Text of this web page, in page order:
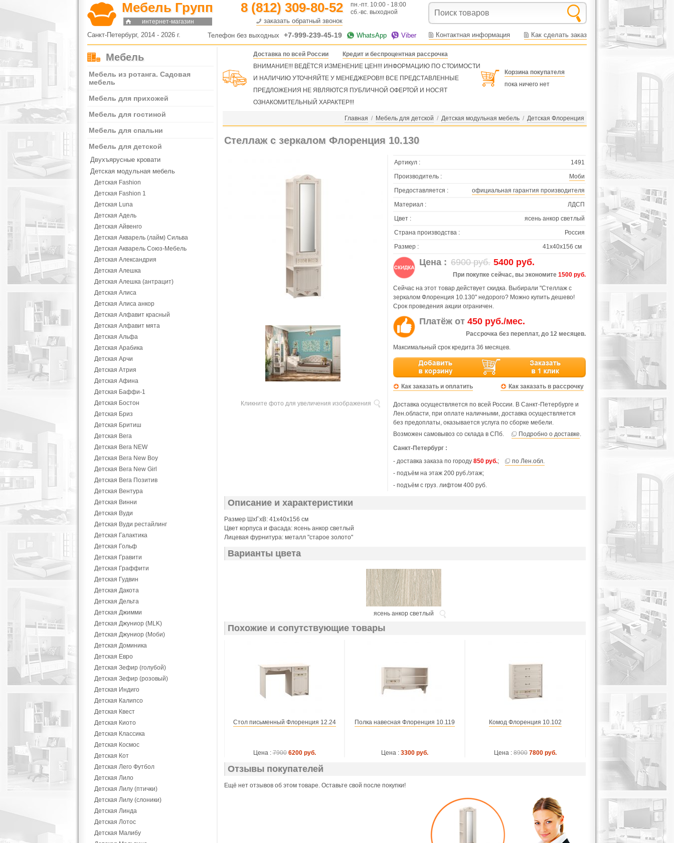
Мебель Групп
интернет-магазин
8 (812) 309-80-52
заказать обратный звонок
пн.-пт. 10:00 - 18:00
сб.-вс. выходной
Санкт-Петербург, 2014 - 2026 г. Телефон без выходных +7-999-239-45-19 WhatsApp Viber Контактная информация Как сделать заказ
Мебель
Мебель из ротанга. Садовая
мебель
Мебель для прихожей
Мебель для гостиной
Мебель для спальни
Мебель для детской
Двухъярусные кровати
Детская модульная мебель
Детская Fashion
Детская Fashion 1
Детская Luna
Детская Адель
Детская Айвенго
Детская Акварель (лайм) Сильва
Детская Акварель Союз-Мебель
Детская Александрия
Детская Алешка
Детская Алешка (антрацит)
Детская Алиса
Детская Алиса анкор
Детская Алфавит красный
Детская Алфавит мята
Детская Альфа
Детская Арабика
Детская Арчи
Детская Атрия
Детская Афина
Детская Баффи-1
Детская Бостон
Детская Бриз
Детская Бритиш
Детская Вега
Детская Вега NEW
Детская Вега New Boy
Детская Вега New Girl
Детская Вега Позитив
Детская Вентура
Детская Винни
Детская Вуди
Детская Вуди рестайлинг
Детская Галактика
Детская Гольф
Детская Гравити
Детская Граффити
Детская Гудвин
Детская Дакота
Детская Дельта
Детская Джимми
Детская Джуниор (MLK)
Детская Джуниор (Моби)
Детская Доминика
Детская Евро
Детская Зефир (голубой)
Детская Зефир (розовый)
Детская Индиго
Детская Калипсо
Детская Квест
Детская Киото
Детская Классика
Детская Космос
Детская Кот
Детская Лего Футбол
Детская Лило
Детская Лилу (птички)
Детская Лилу (слоники)
Детская Линда
Детская Лотос
Детская Малибу
Доставка по всей России
Кредит и беспроцентная рассрочка
ВНИМАНИЕ!!! ВЕДЁТСЯ ИЗМЕНЕНИЕ ЦЕН!!! ИНФОРМАЦИЮ ПО СТОИМОСТИ
И НАЛИЧИЮ УТОЧНЯЙТЕ У МЕНЕДЖЕРОВ!!! ВСЕ ПРЕДСТАВЛЕННЫЕ
ПРЕДЛОЖЕНИЯ НЕ ЯВЛЯЮТСЯ ПУБЛИЧНОЙ ОФЕРТОЙ И НОСЯТ
ОЗНАКОМИТЕЛЬНЫЙ ХАРАКТЕР!!!
Корзина покупателя
пока ничего нет
Главная / Мебель для детской / Детская модульная мебель / Детская Флоренция
Стеллаж с зеркалом Флоренция 10.130
Кликните фото для увеличения изображения
Артикул :
1491
Производитель :
Моби
Предоставляется :
официальная гарантия производителя
Материал :
ЛДСП
Цвет :
ясень анкор светлый
Страна производства :
Россия
Размер :
41х40х156 см
Цена : 6900 руб. 5400 руб.
При покупке сейчас, вы экономите 1500 руб.
Сейчас на этот товар действует скидка. Выбирали "Стеллаж с
зеркалом Флоренция 10.130" недорого? Можно купить дешево!
Срок проведения акции ограничен.
Платёж от 450 руб./мес.
Рассрочка без переплат, до 12 месяцев.
Максимальный срок кредита 36 месяцев.
Как заказать и оплатить Как заказать в рассрочку
Доставка осуществляется по всей России. В Санкт-Петербурге и
Лен.области, при оплате наличными, доставка осуществляется
без предоплаты, оказывается услуга по сборке мебели.
Возможен самовывоз со склада в СПб.
Подробно о доставке.
Санкт-Петербург :
- доставка заказа по городу 850 руб.;
по Лен.обл.
- подъём на этаж 200 руб./этаж;
- подъём с груз. лифтом 400 руб.
Описание и характеристики
Размер ШхГхВ: 41х40х156 см
Цвет корпуса и фасада: ясень анкор светлый
Лицевая фурнитура: металл "старое золото"
Варианты цвета
ясень анкор светлый
Похожие и сопутствующие товары
Стол письменный Флоренция 12.24
Цена : 7900 6200 руб.
Полка навесная Флоренция 10.119
Цена : 3300 руб.
Комод Флоренция 10.102
Цена : 8900 7800 руб.
Отзывы покупателей
Ещё нет отзывов об этом товаре. Оставьте свой после покупки!